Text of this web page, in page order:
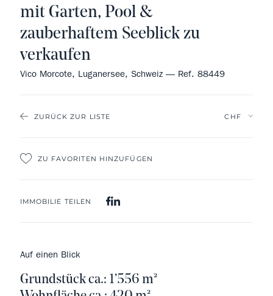
ZURÜCK ZUR LISTE
ZU FAVORITEN HINZUFÜGEN
IMMOBILIE TEILEN
mit Garten, Pool &
zauberhaftem Seeblick zu
verkaufen
Vico Morcote, Luganersee, Schweiz — Ref. 88449
Auf einen Blick
Grundstück ca.: 1’556 m²